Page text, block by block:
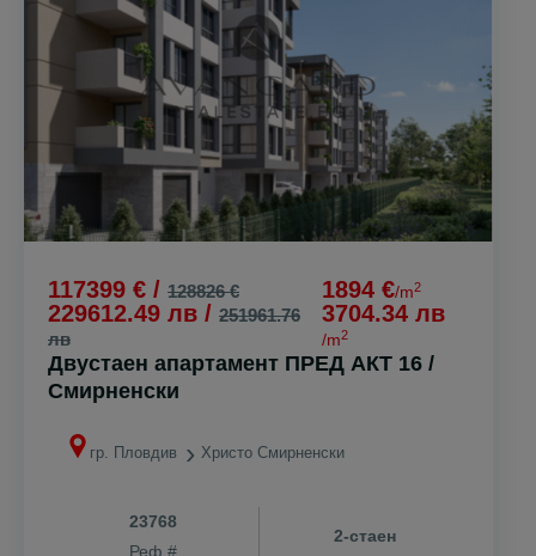
117399 € / 128826 €
229612.49 лв / 251961.76
лв
1894 €/m2
3704.34 лв
/m2
Двустаен апартамент ПРЕД АКТ 16 /
Смирненски
гр. Пловдив Христо Смирненски
23768
Реф #
2-стаен